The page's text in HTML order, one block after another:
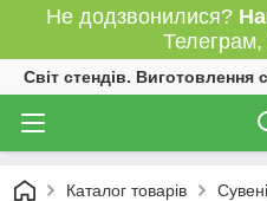
Не додзвонилися?
Світ стендів. Виготовлення
Каталог товарів